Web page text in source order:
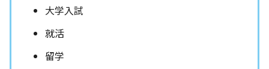
大学入試
就活
留学